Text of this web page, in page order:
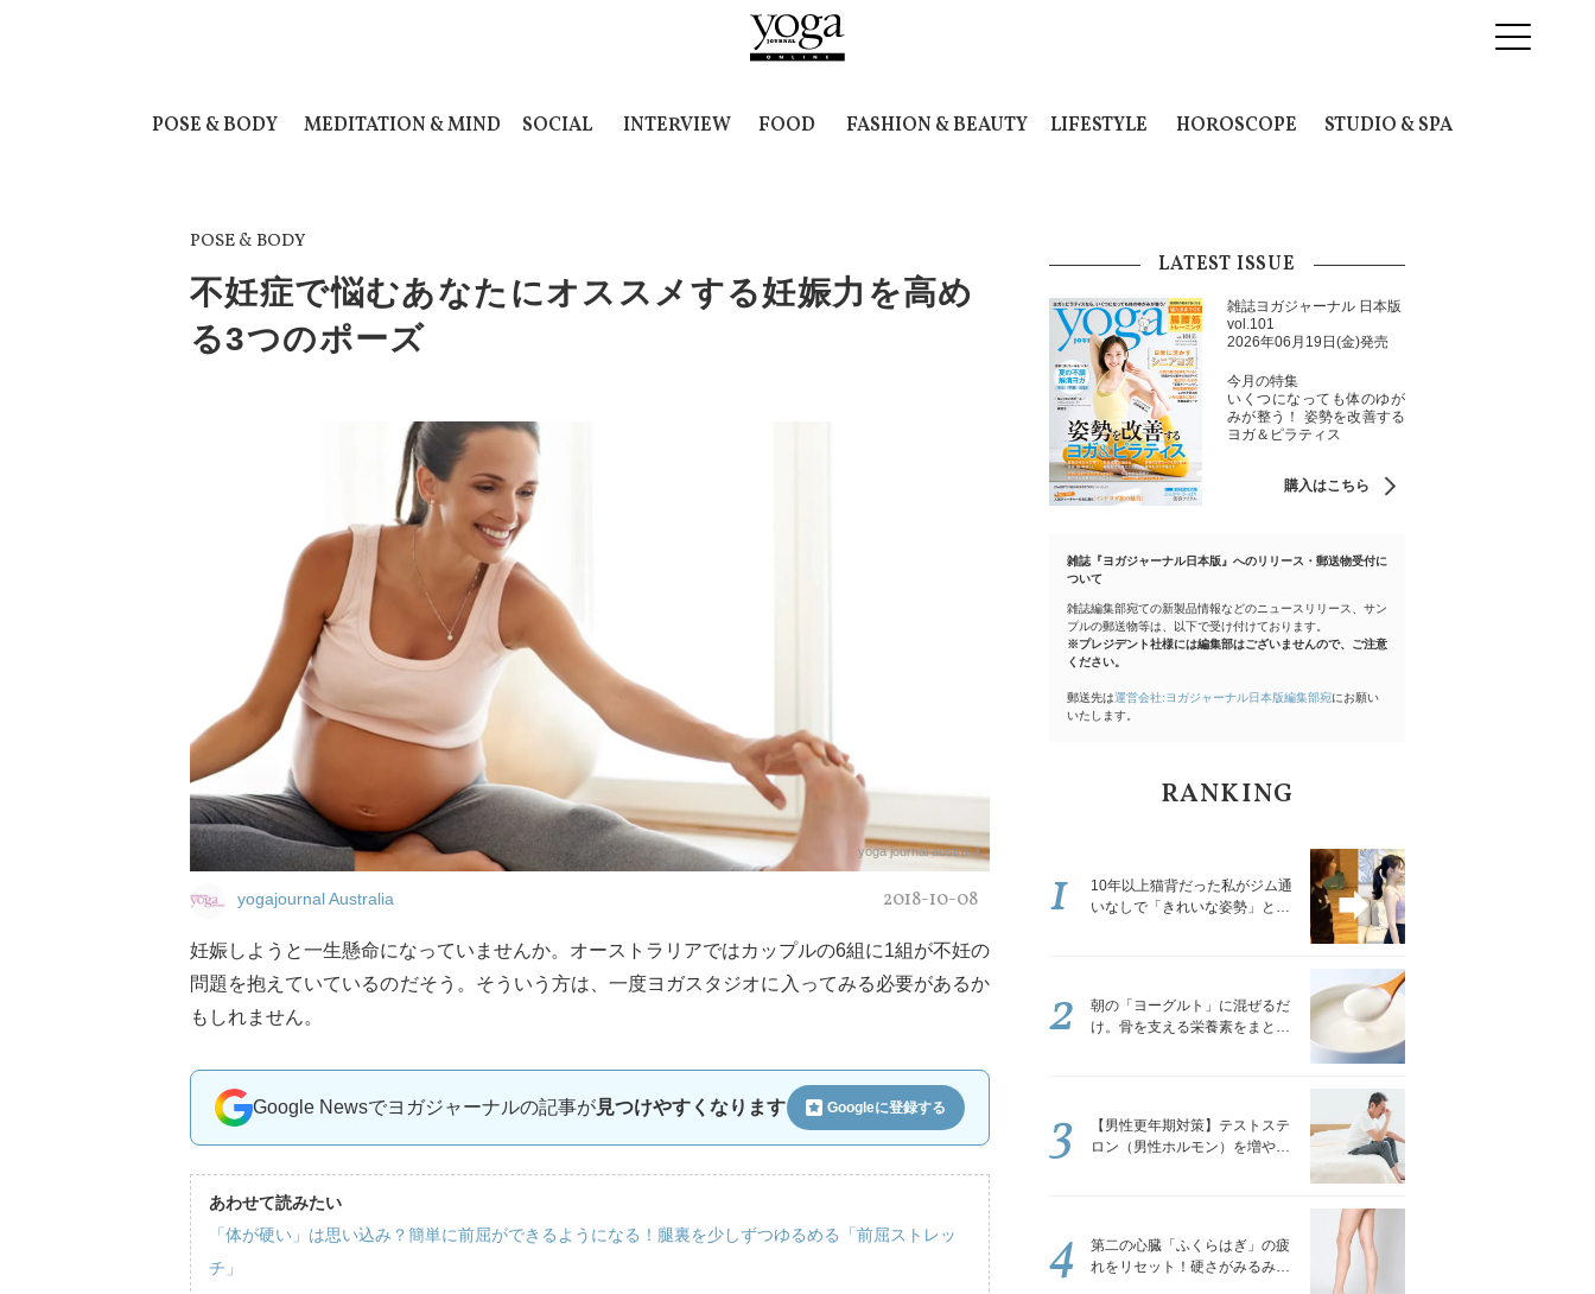
POSE & BODY MEDITATION & MIND SOCIAL INTERVIEW FOOD FASHION & BEAUTY LIFESTYLE HOROSCOPE STUDIO & SPA
POSE & BODY
不妊症で悩むあなたにオススメする妊娠力を高め
る3つのポーズ
yoga journal australia
yogajournal Australia 2018-10-08
妊娠しようと一生懸命になっていませんか。オーストラリアではカップルの6組に1組が不妊の
問題を抱えていているのだそう。そういう方は、一度ヨガスタジオに入ってみる必要があるか
もしれません。
Google Newsでヨガジャーナルの記事が見つけやすくなります Googleに登録する
あわせて読みたい
「体が硬い」は思い込み？簡単に前屈ができるようになる！腿裏を少しずつゆるめる「前屈ストレッ
チ」
LATEST ISSUE
雑誌ヨガジャーナル 日本版
vol.101
2026年06月19日(金)発売
今月の特集
いくつになっても体のゆが
みが整う！ 姿勢を改善する
ヨガ＆ピラティス
購入はこちら
雑誌『ヨガジャーナル日本版』へのリリース・郵送物受付に
ついて
雑誌編集部宛ての新製品情報などのニュースリリース、サン
プルの郵送物等は、以下で受け付けております。
※プレジデント社様には編集部はございませんので、ご注意
ください。
郵送先は運営会社:ヨガジャーナル日本版編集部宛にお願い
いたします。
RANKING
10年以上猫背だった私がジム通
いなしで「きれいな姿勢」と褒
1
朝の「ヨーグルト」に混ぜるだ
け。骨を支える栄養素をまとめ
2
【男性更年期対策】テストステ
ロン（男性ホルモン）を増やす
3
第二の心臓「ふくらはぎ」の疲
れをリセット！硬さがみるみる
4